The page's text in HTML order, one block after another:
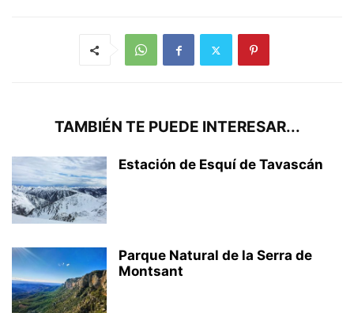
TAMBIÉN TE PUEDE INTERESAR...
Estación de Esquí de Tavascán
Parque Natural de la Serra de
Montsant